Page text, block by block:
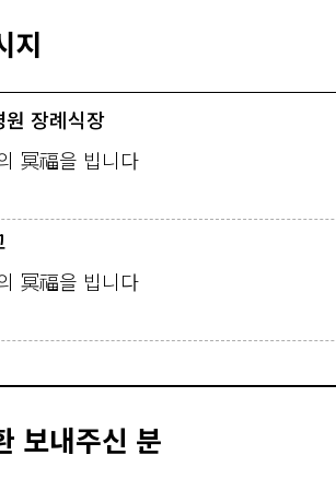
지
장례식장
冥福을 빕니다
冥福을 빕니다
보내주신 분